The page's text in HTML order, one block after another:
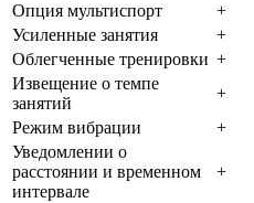
Опция мультиспорт
+
Усиленные занятия
+
Облегченные тренировки +
Извещение о темпе
занятий
+
Режим вибрации
+
Уведомлении о
расстоянии и временном
интервале
+